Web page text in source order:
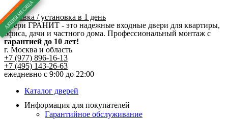
Перейти
к
содержимому
доставка / установка в 1 день
Двери ГРАНИТ - это надежные входные двери для квартиры,
офиса, дачи и частного дома. Профессиональный монтаж с
гарантией до 10 лет!
г. Москва и область
+7 (977) 896-16-13
+7 (495) 143-26-63
ежедневно с 9:00 до 22:00
Каталог дверей
Информация для покупателей
Гарантийное обслуживание